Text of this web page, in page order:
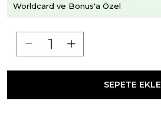
Worldcard ve Bonus'a Özel
SEPETE EKLE